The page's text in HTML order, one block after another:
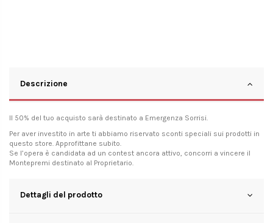
Descrizione
Il 50% del tuo acquisto sarà destinato a Emergenza Sorrisi.
Per aver investito in arte ti abbiamo riservato sconti speciali sui prodotti in
questo store. Approfittane subito.
Se l’opera è candidata ad un contest ancora attivo, concorri a vincere il
Montepremi destinato al Proprietario.
Dettagli del prodotto